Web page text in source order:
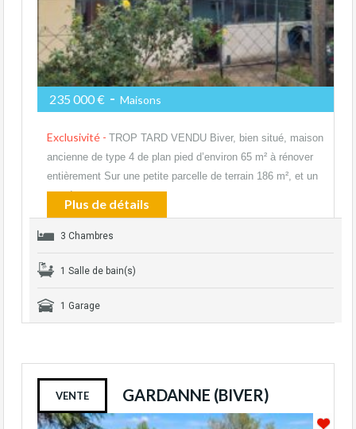
235 000 € - Maisons
Exclusivité - TROP TARD VENDU Biver, bien situé, maison
ancienne de type 4 de plan pied d’environ 65 m² à rénover
entièrement Sur une petite parcelle de terrain 186 m², et un
grand…
Plus de détails
3 Chambres
1 Salle de bain(s)
1 Garage
VENTE GARDANNE (BIVER)